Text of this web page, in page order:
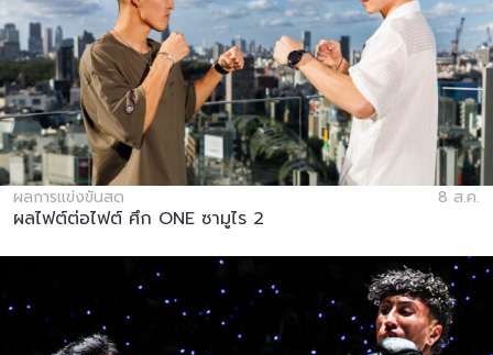
ผลการแข่งขันสด 8 ส.ค.
ผลไฟต์ต่อไฟต์ ศึก ONE ซามูไร 2